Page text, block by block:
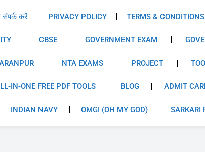
संपर्क करें PRIVACY POLICY TERMS & CONDITIONS
CBSE GOVERNMENT EXAM
NTA EXAMS PROJECT
IN-ONE FREE PDF TOOLS BLOG ADMIT
INDIAN NAVY OMG! (OH MY GOD) SARKARI